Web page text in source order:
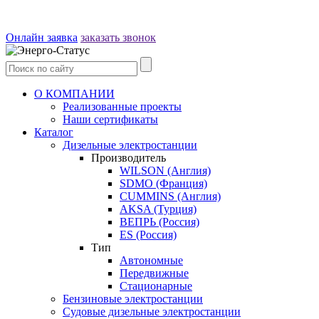
Онлайн заявка заказать звонок
О КОМПАНИИ
Реализованные проекты
Наши сертификаты
Каталог
Дизельные электростанции
Производитель
WILSON (Англия)
SDMO (Франция)
CUMMINS (Англия)
AKSA (Турция)
ВЕПРЬ (Россия)
ES (Россия)
Тип
Автономные
Передвижные
Стационарные
Бензиновые электростанции
Судовые дизельные электростанции